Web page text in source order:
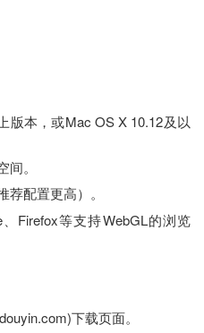
版本，或Mac OS X 10.12及以
。
配置更高）。
Firefox等支持WebGL的浏览
下载页面。